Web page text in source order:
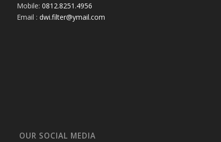
Mobile: 0812.8251.4956
Email : dwi.filter@ymail.com
OUR SOCIAL MEDIA